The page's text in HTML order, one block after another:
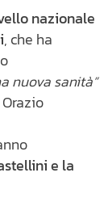
nazionale
, che ha
nuova sanità”
e la